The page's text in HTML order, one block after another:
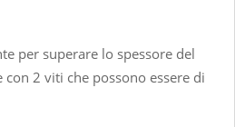
per superare lo spessore del
2 viti che possono essere di